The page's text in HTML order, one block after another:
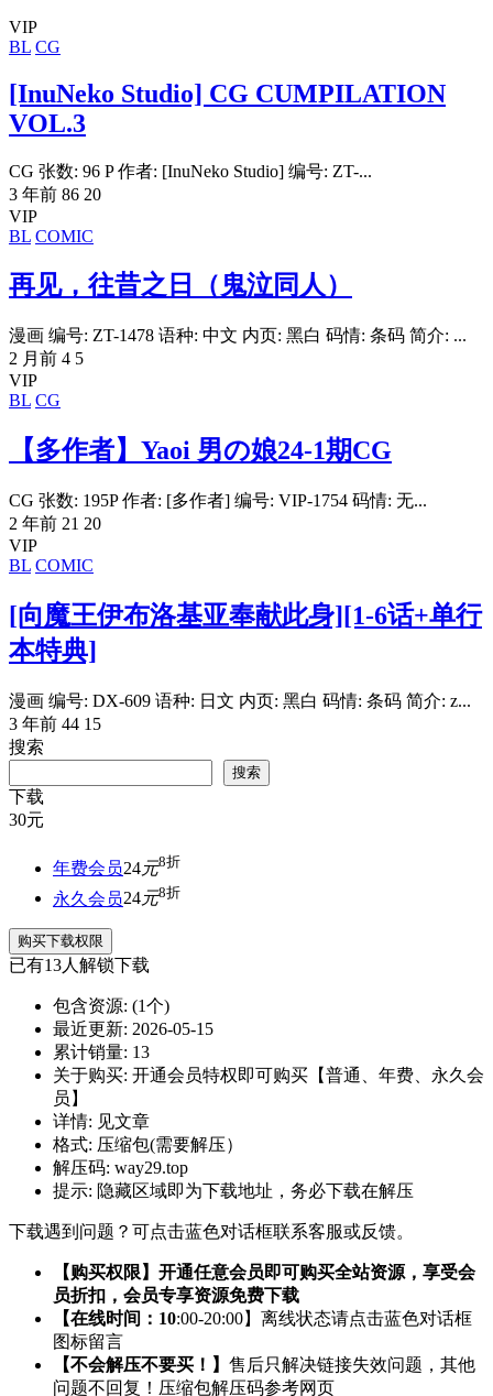
VIP
BL CG
[InuNeko Studio] CG CUMPILATION
VOL.3
CG 张数: 96 P 作者: [InuNeko Studio] 编号: ZT-...
3 年前 86 20
VIP
BL COMIC
再见，往昔之日（鬼泣同人）
漫画 编号: ZT-1478 语种: 中文 内页: 黑白 码情: 条码 简介: ...
2 月前 4 5
VIP
BL CG
【多作者】Yaoi 男の娘24-1期CG
CG 张数: 195P 作者: [多作者] 编号: VIP-1754 码情: 无...
2 年前 21 20
VIP
BL COMIC
[向魔王伊布洛基亚奉献此身][1-6话+单行
本特典]
漫画 编号: DX-609 语种: 日文 内页: 黑白 码情: 条码 简介: z...
3 年前 44 15
搜索
搜索
下载
30元
年费会员24元8折
永久会员24元8折
购买下载权限
已有13人解锁下载
包含资源: (1个)
最近更新: 2026-05-15
累计销量: 13
关于购买: 开通会员特权即可购买【普通、年费、永久会
员】
详情: 见文章
格式: 压缩包(需要解压）
解压码: way29.top
提示: 隐藏区域即为下载地址，务必下载在解压
下载遇到问题？可点击蓝色对话框联系客服或反馈。
【购买权限】开通任意会员即可购买全站资源，享受会
员折扣，会员专享资源免费下载
【在线时间：10:00-20:00】离线状态请点击蓝色对话框
图标留言
【不会解压不要买！】 售后只解决链接失效问题，其他
问题不回复！压缩包解压码参考网页